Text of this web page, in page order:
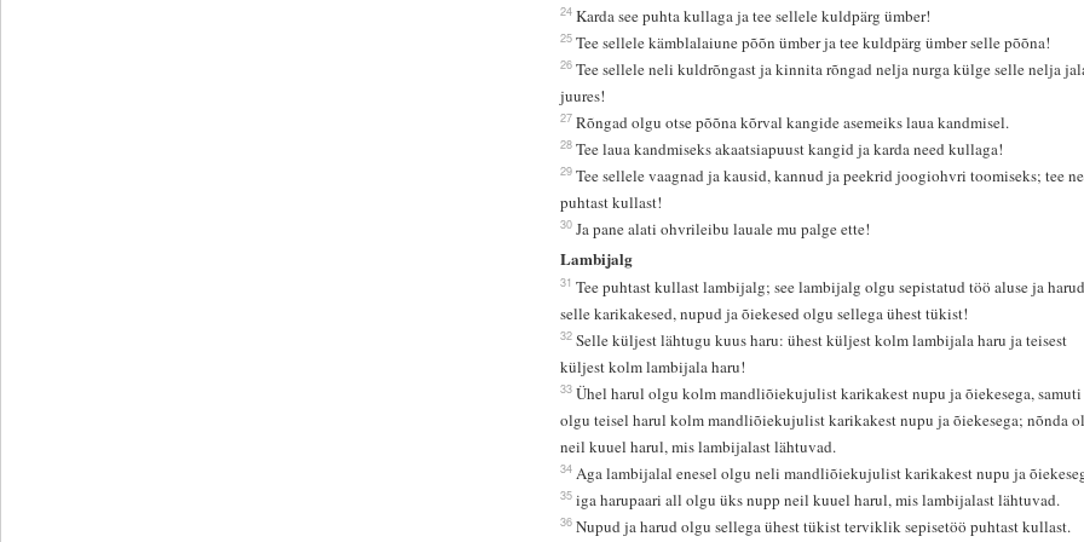
24 Karda see puhta kullaga ja tee sellele kuldpärg ümber!
25 Tee sellele kämblalaiune põõn ümber ja tee kuldpärg ümber selle põõna!
26 Tee sellele neli kuldrõngast ja kinnita rõngad nelja nurga külge selle nelja
juures!
27 Rõngad olgu otse põõna kõrval kangide asemeiks laua kandmisel.
28 Tee laua kandmiseks akaatsiapuust kangid ja karda need kullaga!
29 Tee sellele vaagnad ja kausid, kannud ja peekrid joogiohvri toomiseks; tee
puhtast kullast!
30 Ja pane alati ohvrileibu lauale mu palge ette!
Lambijalg
31 Tee puhtast kullast lambijalg; see lambijalg olgu sepistatud töö aluse ja
selle karikakesed, nupud ja õiekesed olgu sellega ühest tükist!
32 Selle küljest lähtugu kuus haru: ühest küljest kolm lambijala haru ja teisest
küljest kolm lambijala haru!
33 Ühel harul olgu kolm mandliõiekujulist karikakest nupu ja õiekesega, samuti
olgu teisel harul kolm mandliõiekujulist karikakest nupu ja õiekesega; nõnda
neil kuuel harul, mis lambijalast lähtuvad.
34 Aga lambijalal enesel olgu neli mandliõiekujulist karikakest nupu ja
35 iga harupaari all olgu üks nupp neil kuuel harul, mis lambijalast lähtuvad.
36 Nupud ja harud olgu sellega ühest tükist terviklik sepisetöö puhtast kullast.